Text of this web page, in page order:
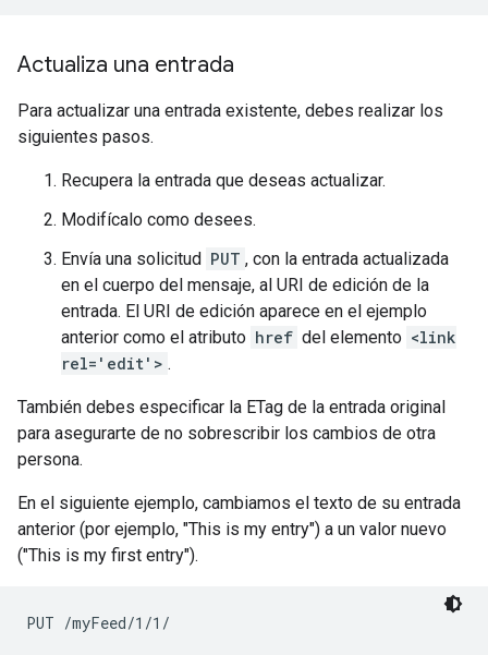
Actualiza una entrada
Para actualizar una entrada existente, debes realizar los
siguientes pasos.
Recupera la entrada que deseas actualizar.
Modifícalo como desees.
Envía una solicitud PUT , con la entrada actualizada
en el cuerpo del mensaje, al URI de edición de la
entrada. El URI de edición aparece en el ejemplo
anterior como el atributo href del elemento <link
rel='edit'> .
También debes especificar la ETag de la entrada original
para asegurarte de no sobrescribir los cambios de otra
persona.
En el siguiente ejemplo, cambiamos el texto de su entrada
anterior (por ejemplo, "This is my entry") a un valor nuevo
("This is my first entry").
PUT /myFeed/1/1/